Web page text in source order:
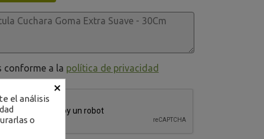
conforme a la política de privacidad
×
el análisis
o